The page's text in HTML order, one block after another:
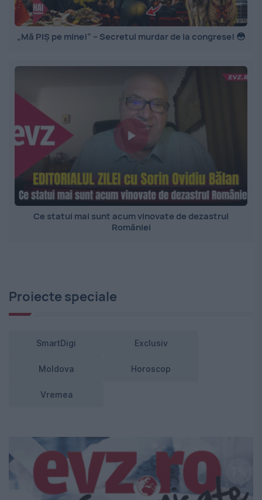
„Mă PIȘ pe mine!” – Secretul murdar de la congrese! 😳
Ce statui mai sunt acum vinovate de dezastrul
României
Proiecte speciale
SmartDigi Exclusiv
Moldova Horoscop
Vremea